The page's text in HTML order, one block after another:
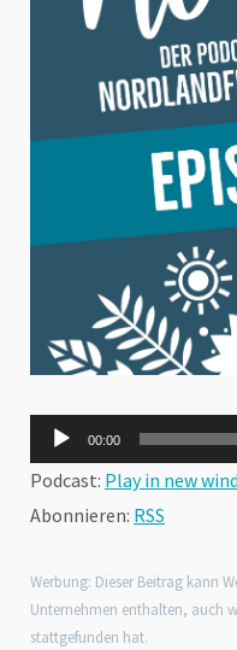
Audio-
Player
00:00
Podcast: Play in new
Abonnieren: RSS
Werbung: Dieser Beitrag kann
Unternehmen enthalten, auch
stattgefunden hat.